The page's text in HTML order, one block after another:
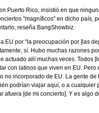
Puerto Rico, insistió en que
"magníficos" en dicho país,
reseña BangShowbiz.
EU por "la preocupación por [las
sí. Hubo muchas razones
actuado allí muchas veces. Todos
con latinos que viven en EU.
no incorporado de EU. La gente
podrían viajar aquí, o a
afuera [de mi concierto]. Y es algo